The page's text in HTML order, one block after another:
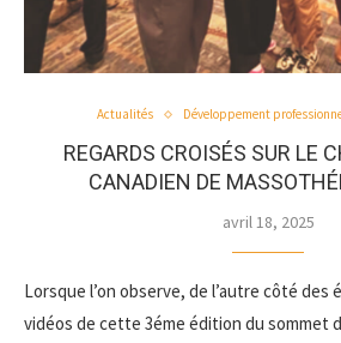
Actualités Développement
REGARDS CROISÉS SUR LE
CANADIEN DE
avril 18, 2025
Lorsque l’on observe, de l’autre côté des
vidéos de cette 3éme édition du sommet